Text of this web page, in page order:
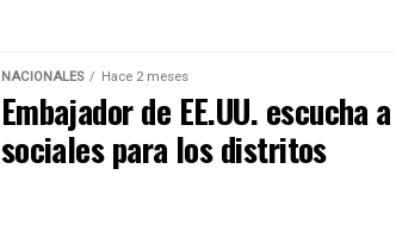
NACIONALES Hace 2 meses
Embajador de EE.UU. escucha
sociales para los distritos